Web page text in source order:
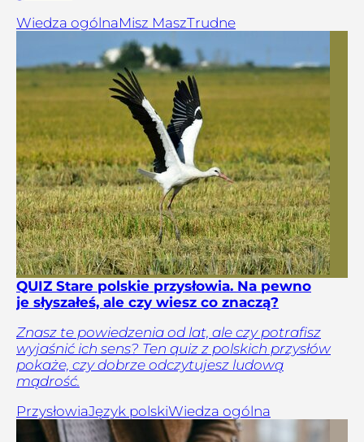
Wiedza ogólnaMisz MaszTrudne
QUIZ Stare polskie przysłowia. Na pewno
je słyszałeś, ale czy wiesz co znaczą?
Znasz te powiedzenia od lat, ale czy potrafisz
wyjaśnić ich sens? Ten quiz z polskich przysłów
pokaże, czy dobrze odczytujesz ludową
mądrość.
PrzysłowiaJęzyk polskiWiedza ogólna